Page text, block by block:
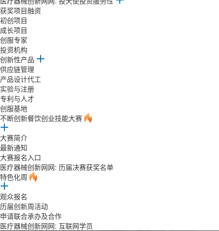
获奖项目融资
初创项目
成长项目
创服专家
投资机构
创新性产品
供应链管理
产品设计代工
实验与注册
专利与人才
创服基地
不断创新餐饮创业技能大赛
大赛简介
最新通知
大赛报名入口
医疗器械创新网网: 历届决赛获奖名单
特色化周
观众报名
历届创新周活动
申请联合承办及合作
医疗器械创新网网: 互联网学员